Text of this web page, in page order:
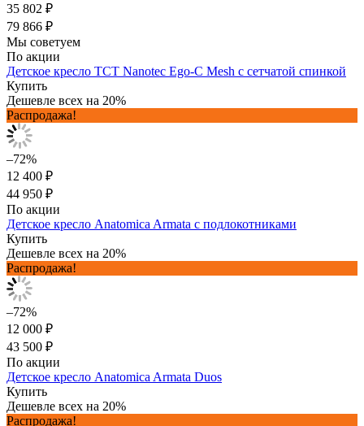
35 802 ₽
79 866 ₽
Мы советуем
По акции
Детское кресло TCT Nanotec Ego-C Mesh с сетчатой спинкой
Купить
Дешевле всех на 20%
Распродажа!
–72%
12 400 ₽
44 950 ₽
По акции
Детское кресло Anatomica Armata с подлокотниками
Купить
Дешевле всех на 20%
Распродажа!
–72%
12 000 ₽
43 500 ₽
По акции
Детское кресло Anatomica Armata Duos
Купить
Дешевле всех на 20%
Распродажа!